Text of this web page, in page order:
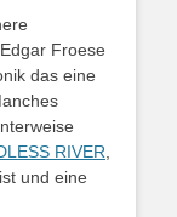
Froese
das eine
RIVER
und eine